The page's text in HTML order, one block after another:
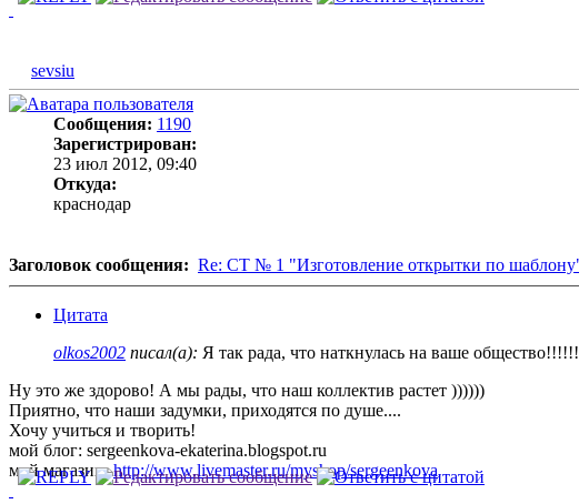
sevsiu
Сообщения: 1190
Зарегистрирован:
23 июл 2012, 09:40
Откуда:
краснодар
Заголовок сообщения: Re: СТ № 1 "Изготовление открытки по
Цитата
olkos2002 писал(а): Я так рада, что наткнулась на ваше
Ну это же здорово! А мы рады, что наш коллектив растет ))))))
Приятно, что наши задумки, приходятся по душе....
Хочу учиться и творить!
мой блог: sergeenkova-ekaterina.blogspot.ru
мой магазин:http://www.livemaster.ru/myshop/sergeenkova